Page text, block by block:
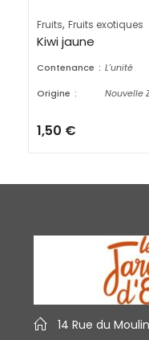
Fruits, Fruits exotiques
Kiwi jaune
Contenance
L'unité
Origine
Nouvelle
1,50 €
14 Rue du